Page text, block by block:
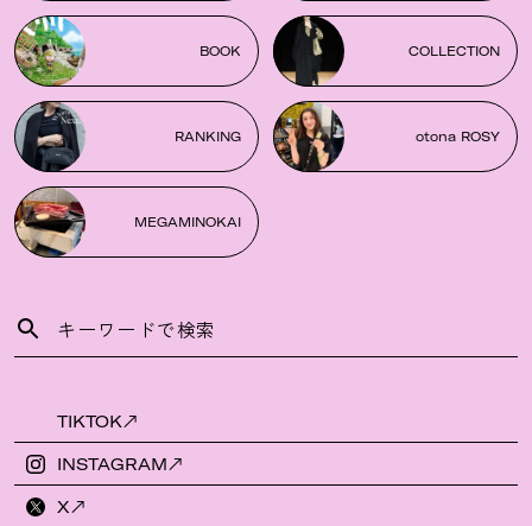
BOOK COLLECTION
RANKING otona ROSY
MEGAMINOKAI
TIKTOK
INSTAGRAM
X